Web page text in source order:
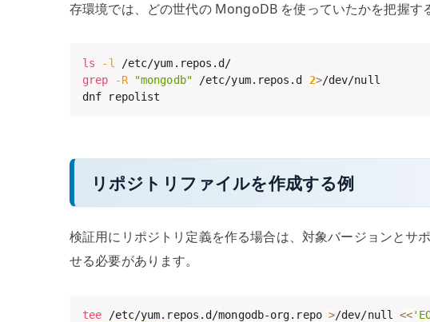
存環境では、どの世代の MongoDB を使っていたかを把握す
ls -l
grep
-R "mongodb" /etc/yum.repos.d 2>/dev/null
dnf repolist
リポジトリファイルを作成する例
検証用にリポジトリ定義を作る場合は、対象バージョンと
せる必要があります。
tee /etc/yum.repos.d/mongodb-org.repo >/dev/null <<